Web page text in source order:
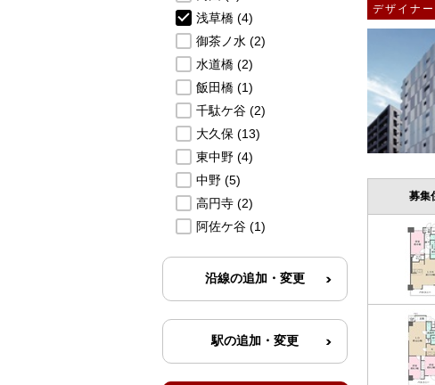
デザイナ
募集
浅草橋 (4)
御茶ノ水 (2)
水道橋 (2)
飯田橋 (1)
千駄ケ谷 (2)
大久保 (13)
東中野 (4)
中野 (5)
高円寺 (2)
阿佐ケ谷 (1)